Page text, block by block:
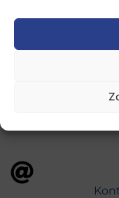
„Projekt
prevádzkuje